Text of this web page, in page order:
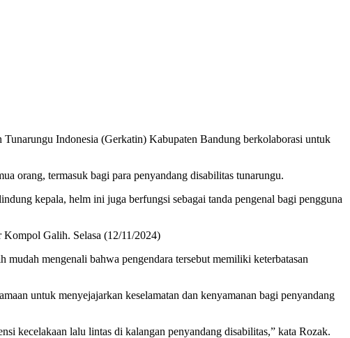
Indonesia (Gerkatin) Kabupaten Bandung berkolaborasi untuk
orang, termasuk bagi para penyandang disabilitas tunarungu.
kepala, helm ini juga berfungsi sebagai tanda pengenal bagi pengguna
Galih. Selasa (12/11/2024)
mengenali bahwa pengendara tersebut memiliki keterbatasan
untuk menyejajarkan keselamatan dan kenyamanan bagi penyandang
kecelakaan lalu lintas di kalangan penyandang disabilitas,” kata Rozak.